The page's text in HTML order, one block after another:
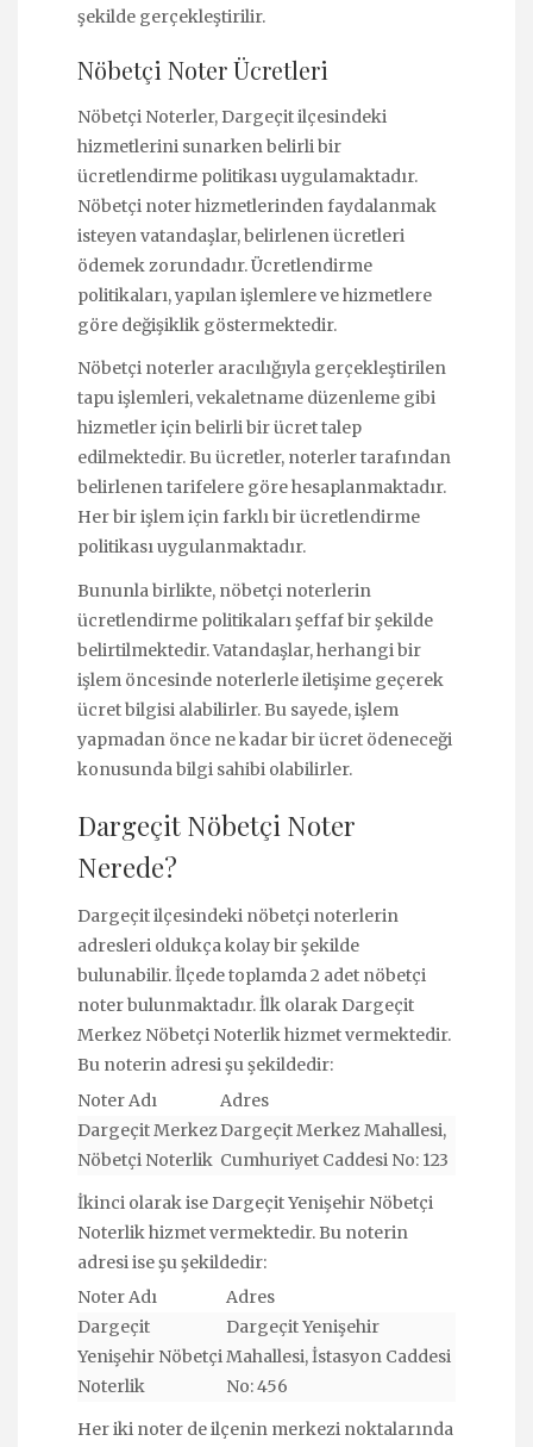
şekilde gerçekleştirilir.
Nöbetçi Noter Ücretleri
Nöbetçi Noterler, Dargeçit ilçesindeki
hizmetlerini sunarken belirli bir
ücretlendirme politikası uygulamaktadır.
Nöbetçi noter hizmetlerinden faydalanmak
isteyen vatandaşlar, belirlenen ücretleri
ödemek zorundadır. Ücretlendirme
politikaları, yapılan işlemlere ve hizmetlere
göre değişiklik göstermektedir.
Nöbetçi noterler aracılığıyla gerçekleştirilen
tapu işlemleri, vekaletname düzenleme gibi
hizmetler için belirli bir ücret talep
edilmektedir. Bu ücretler, noterler tarafından
belirlenen tarifelere göre hesaplanmaktadır.
Her bir işlem için farklı bir ücretlendirme
politikası uygulanmaktadır.
Bununla birlikte, nöbetçi noterlerin
ücretlendirme politikaları şeffaf bir şekilde
belirtilmektedir. Vatandaşlar, herhangi bir
işlem öncesinde noterlerle iletişime geçerek
ücret bilgisi alabilirler. Bu sayede, işlem
yapmadan önce ne kadar bir ücret ödeneceği
konusunda bilgi sahibi olabilirler.
Dargeçit Nöbetçi Noter
Nerede?
Dargeçit ilçesindeki nöbetçi noterlerin
adresleri oldukça kolay bir şekilde
bulunabilir. İlçede toplamda 2 adet nöbetçi
noter bulunmaktadır. İlk olarak Dargeçit
Merkez Nöbetçi Noterlik hizmet vermektedir.
Bu noterin adresi şu şekildedir:
Noter Adı
Adres
Dargeçit Merkez
Nöbetçi Noterlik
Dargeçit Merkez Mahallesi,
Cumhuriyet Caddesi No: 123
İkinci olarak ise Dargeçit Yenişehir Nöbetçi
Noterlik hizmet vermektedir. Bu noterin
adresi ise şu şekildedir:
Noter Adı
Adres
Dargeçit
Yenişehir Nöbetçi
Noterlik
Dargeçit Yenişehir
Mahallesi, İstasyon Caddesi
No: 456
Her iki noter de ilçenin merkezi noktalarında